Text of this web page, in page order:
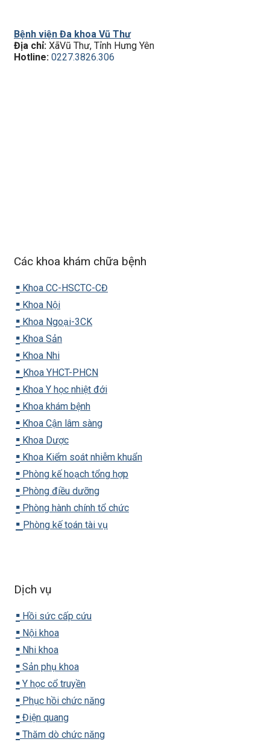
Bệnh viện Đa khoa Vũ Thư
Địa chỉ: XãVũ Thư, Tỉnh Hưng Yên
Hotline: 0227.3826.306
Các khoa khám chữa bệnh
▪️ Khoa CC-HSCTC-CĐ
▪️ Khoa Nội
▪️ Khoa Ngoại-3CK
▪️ Khoa Sản
▪️ Khoa Nhi
▪️ Khoa YHCT-PHCN
▪️ Khoa Y học nhiệt đới
▪️ Khoa khám bệnh
▪️ Khoa Cận lâm sàng
▪️ Khoa Dược
▪️ Khoa Kiểm soát nhiễm khuẩn
▪️ Phòng kế hoạch tổng hợp
▪️ Phòng điều dưỡng
▪️ Phòng hành chính tổ chức
▪️ Phòng kế toán tài vụ
Dịch vụ
▪️ Hồi sức cấp cứu
▪️ Nội khoa
▪️ Nhi khoa
▪️ Sản phụ khoa
▪️ Y học cổ truyền
▪️ Phục hồi chức năng
▪️ Điện quang
▪️ Thăm dò chức năng